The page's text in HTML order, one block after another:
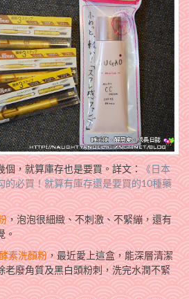
個，就算庫存也是要買。詳文：《日本
的必買！就算有庫存還是要買的10種藥
，泡泡很細緻、不刺激、不緊繃，還有
。
素洗顏粉，最近愛上這盒，能深層清潔
老廢角質及黑白頭粉刺，洗完水潤不緊